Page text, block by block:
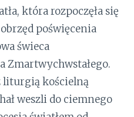
która rozpoczęła się
poświęcenia
świeca
Zmartwychwstałego.
liturgią kościelną
weszli do ciemnego